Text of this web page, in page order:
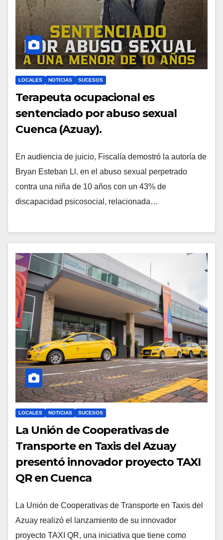
LOCALES NOTICIAS SUCESOS
Terapeuta ocupacional es
sentenciado por abuso sexual
Cuenca (Azuay).
En audiencia de juicio, Fiscalía demostró la autoría de
Bryan Esteban Ll. en el abuso sexual perpetrado
contra una niña de 10 años con un 43% de
discapacidad psicosocial, relacionada…
LOCALES NOTICIAS SUCESOS
La Unión de Cooperativas de
Transporte en Taxis del Azuay
presentó innovador proyecto TAXI
QR en Cuenca
La Unión de Cooperativas de Transporte en Taxis del
Azuay realizó el lanzamiento de su innovador
proyecto TAXI QR, una iniciativa que tiene como